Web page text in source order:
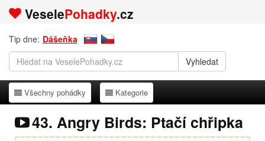
VeselePohadky.cz
Tip dne: Dášeňka
Všechny pohádky
Všechny pohádky Kategorie
Kategorie
43. Angry Birds: Ptačí chřipka